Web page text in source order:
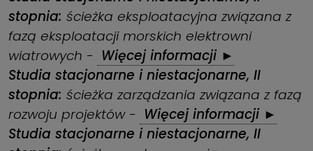
stopnia: ścieżka eksploatacyjna związana z
fazą eksploatacji morskich elektrowni
wiatrowych - Więcej informacji ►
Studia stacjonarne i niestacjonarne, II
stopnia: ścieżka zarządzania związana z fazą
rozwoju projektów - Więcej informacji ►
Studia stacjonarne i niestacjonarne, II